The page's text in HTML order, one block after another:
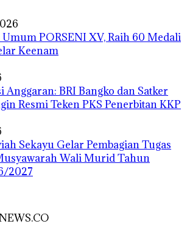
PORSENI XV, Raih 60 Medali
Keenam
Anggaran: BRI Bangko dan Satker
Resmi Teken PKS Penerbitan KKP
Sekayu Gelar Pembagian Tugas
Wali Murid Tahun
2027